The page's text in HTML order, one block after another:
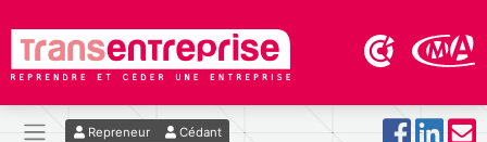
Repreneur Cédant